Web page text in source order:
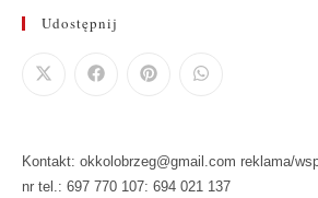
Udostępnij
Kontakt: okkolobrzeg@gmail.com reklama/
nr tel.: 697 770 107: 694 021 137